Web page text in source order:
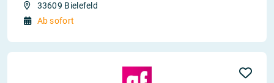
33609 Bielefeld
Ab sofort